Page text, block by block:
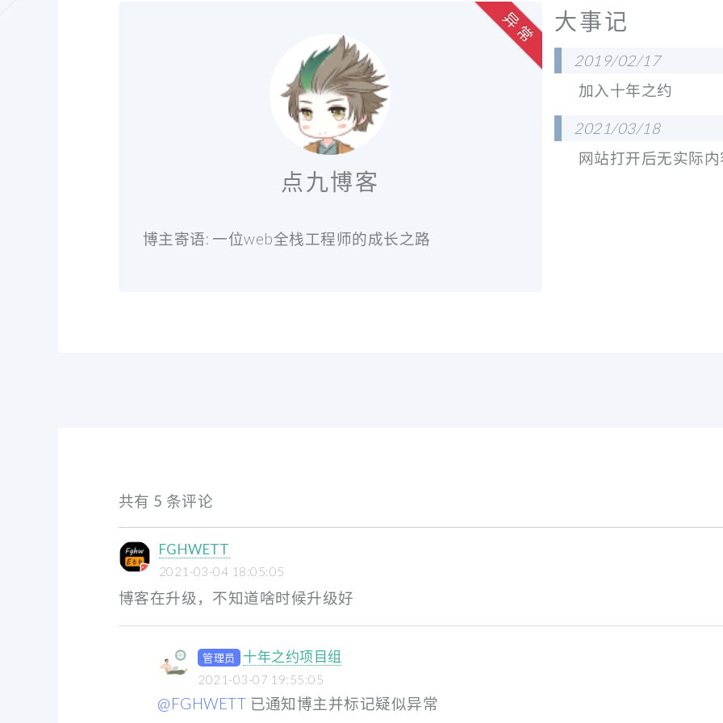
点九博客
博主寄语: 一位web全栈工程师的成长之路
异 常 大事记
2019/02/17
加入十年之约
2021/03/18
网站打开后无实际
共有 5 条评论
FGHWETT
2021-03-04 18:05:05
博客在升级，不知道啥时候升级好
管理员 十年之约项目组
2021-03-07 19:55:05
@FGHWETT 已通知博主并标记疑似异常